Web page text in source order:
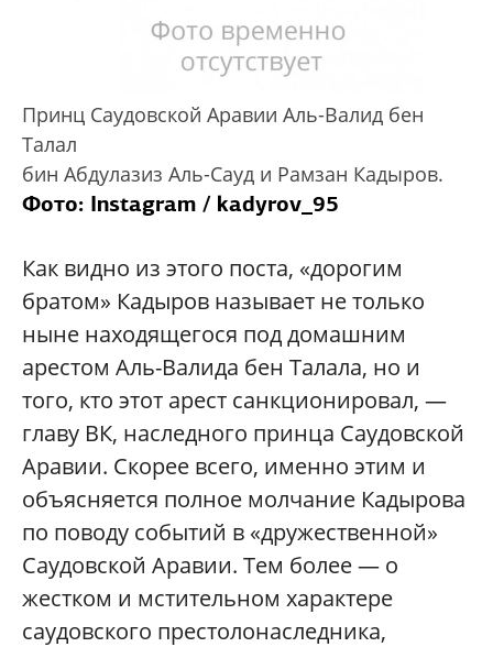
Принц Саудовской Аравии Аль-Валид бен
Талал
бин Абдулазиз Аль-Сауд и Рамзан Кадыров.
Фото: Instagram / kadyrov_95
Как видно из этого поста, «дорогим
братом» Кадыров называет не только
ныне находящегося под домашним
арестом Аль-Валида бен Талала, но и
того, кто этот арест санкционировал, —
главу ВК, наследного принца Саудовской
Аравии. Скорее всего, именно этим и
объясняется полное молчание Кадырова
по поводу событий в «дружественной»
Саудовской Аравии. Тем более — о
жестком и мстительном характере
саудовского престолонаследника,